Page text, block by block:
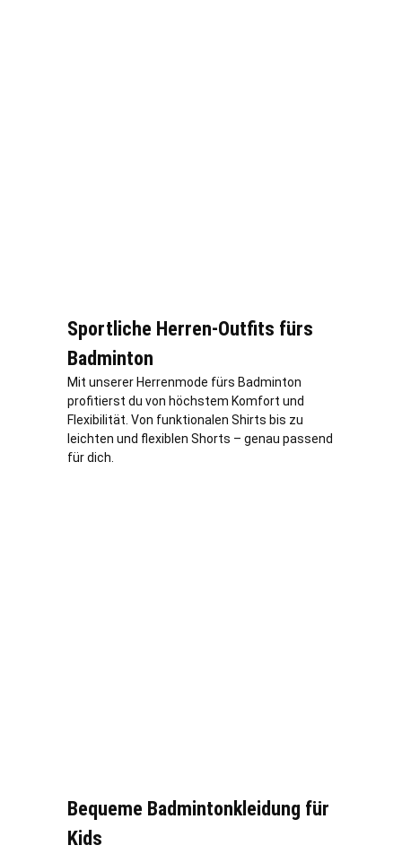
Sportliche Herren-Outfits fürs
Badminton
Mit unserer Herrenmode fürs Badminton
profitierst du von höchstem Komfort und
Flexibilität. Von funktionalen Shirts bis zu
leichten und flexiblen Shorts – genau passend
für dich.
Bequeme Badmintonkleidung für
Kids